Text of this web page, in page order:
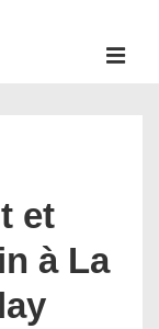
et
à La